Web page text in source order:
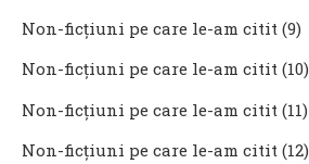
Non-ficţiuni pe care le-am citit (9)
Non-ficţiuni pe care le-am citit (10)
Non-ficţiuni pe care le-am citit (11)
Non-ficţiuni pe care le-am citit (12)